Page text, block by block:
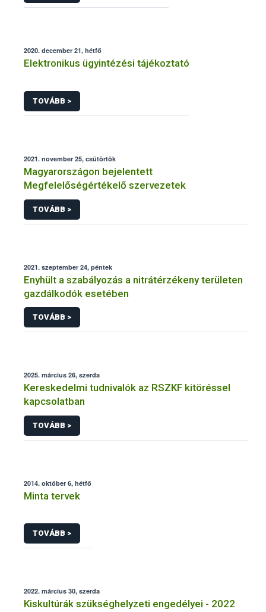
2020. december 21, hétfő
Elektronikus ügyintézési tájékoztató
TOVÁBB >
2021. november 25, csütörtök
Magyarországon bejelentett
Megfelelőségértékelő szervezetek
TOVÁBB >
2021. szeptember 24, péntek
Enyhült a szabályozás a nitrátérzékeny területen
gazdálkodók esetében
TOVÁBB >
2025. március 26, szerda
Kereskedelmi tudnivalók az RSZKF kitöréssel
kapcsolatban
TOVÁBB >
2014. október 6, hétfő
Minta tervek
TOVÁBB >
2022. március 30, szerda
Kiskultúrák szükséghelyzeti engedélyei - 2022